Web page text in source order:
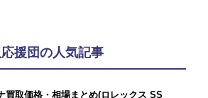
援団の人気記事
買取価格・相場まとめ(ロレックス SS